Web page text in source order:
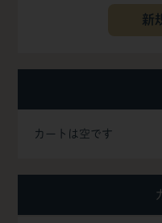
新
カートは空です